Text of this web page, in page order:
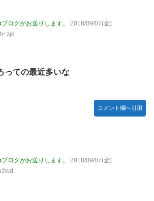
ログがお送りします。
2018/09/07(金)
っての最近多いな
コメント欄へ引用
ログがお送りします。
2018/09/07(金)